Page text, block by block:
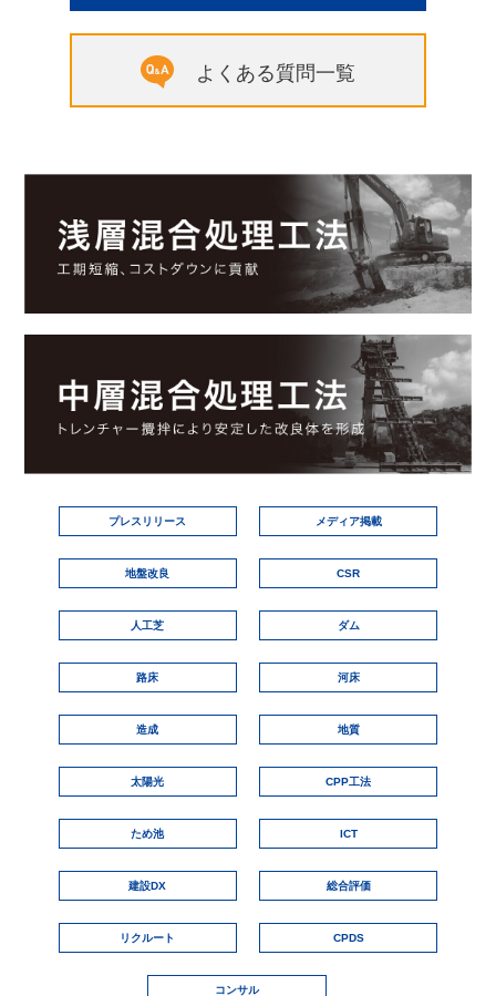
よくある質問一覧
プレスリリース メディア掲載
地盤改良 CSR
人工芝 ダム
路床 河床
造成 地質
太陽光 CPP工法
ため池 ICT
建設DX 総合評価
リクルート CPDS
コンサル